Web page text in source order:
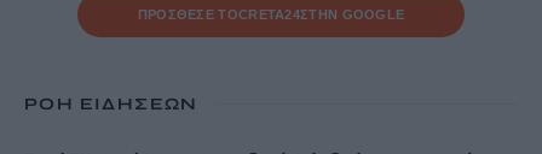
ΠΡΟΣΘΕΣΕ ΤΟCRETA24ΣΤΗΝ GOOGLE
ΡΟΗ ΕΙΔΗΣΕΩΝ